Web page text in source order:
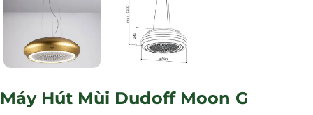
Máy Hút Mùi Dudoff Moon G